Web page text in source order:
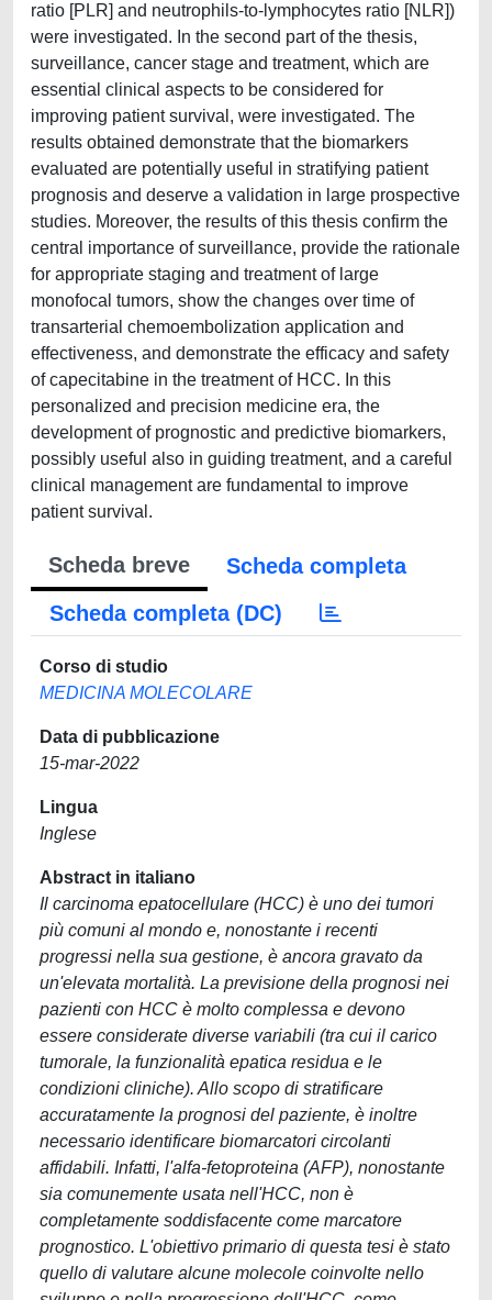
ratio [PLR] and neutrophils-to-lymphocytes ratio [NLR])
were investigated. In the second part of the thesis,
surveillance, cancer stage and treatment, which are
essential clinical aspects to be considered for
improving patient survival, were investigated. The
results obtained demonstrate that the biomarkers
evaluated are potentially useful in stratifying patient
prognosis and deserve a validation in large prospective
studies. Moreover, the results of this thesis confirm the
central importance of surveillance, provide the rationale
for appropriate staging and treatment of large
monofocal tumors, show the changes over time of
transarterial chemoembolization application and
effectiveness, and demonstrate the efficacy and safety
of capecitabine in the treatment of HCC. In this
personalized and precision medicine era, the
development of prognostic and predictive biomarkers,
possibly useful also in guiding treatment, and a careful
clinical management are fundamental to improve
patient survival.
Scheda breve
Scheda completa
Scheda completa (DC)
Corso di studio
MEDICINA MOLECOLARE
Data di pubblicazione
15-mar-2022
Lingua
Inglese
Abstract in italiano
Il carcinoma epatocellulare (HCC) è uno dei tumori
più comuni al mondo e, nonostante i recenti
progressi nella sua gestione, è ancora gravato da
un'elevata mortalità. La previsione della prognosi nei
pazienti con HCC è molto complessa e devono
essere considerate diverse variabili (tra cui il carico
tumorale, la funzionalità epatica residua e le
condizioni cliniche). Allo scopo di stratificare
accuratamente la prognosi del paziente, è inoltre
necessario identificare biomarcatori circolanti
affidabili. Infatti, l'alfa-fetoproteina (AFP), nonostante
sia comunemente usata nell'HCC, non è
completamente soddisfacente come marcatore
prognostico. L'obiettivo primario di questa tesi è stato
quello di valutare alcune molecole coinvolte nello